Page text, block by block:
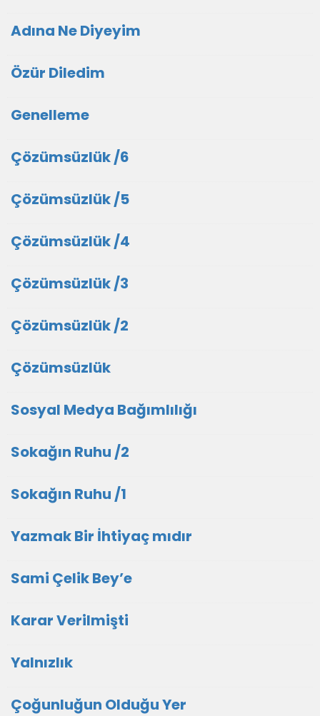
Adına Ne Diyeyim
Özür Diledim
Genelleme
Çözümsüzlük /6
Çözümsüzlük /5
Çözümsüzlük /4
Çözümsüzlük /3
Çözümsüzlük /2
Çözümsüzlük
Sosyal Medya Bağımlılığı
Sokağın Ruhu /2
Sokağın Ruhu /1
Yazmak Bir İhtiyaç mıdır
Sami Çelik Bey’e
Karar Verilmişti
Yalnızlık
Çoğunluğun Olduğu Yer